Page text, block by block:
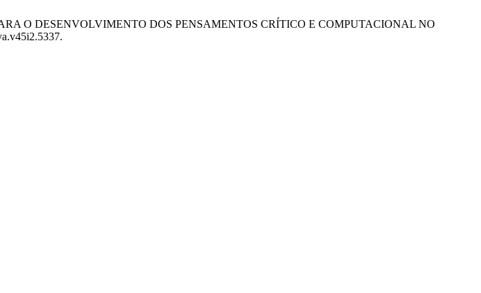
O DESENVOLVIMENTO DOS PENSAMENTOS CRÍTICO E COMPUTACIONAL NO